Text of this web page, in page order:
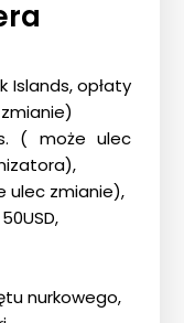
Islands, opłaty
( może ulec
ulec zmianie),
nurkowego,